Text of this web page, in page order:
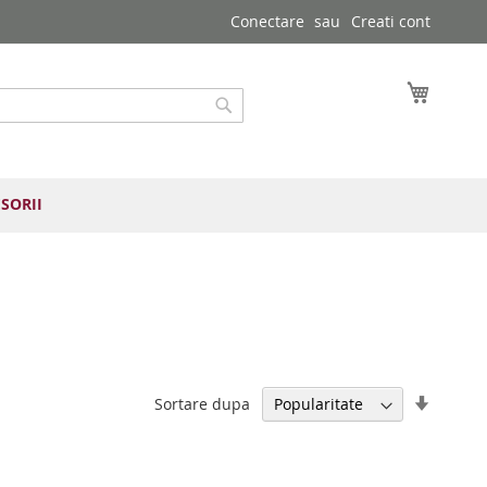
Conectare Creati cont
Sortare dupa